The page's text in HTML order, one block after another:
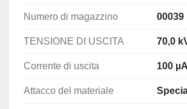
Numero di magazzino 00039
TENSIONE DI USCITA 70,0
Corrente di uscita 100 µA
Attacco del materiale